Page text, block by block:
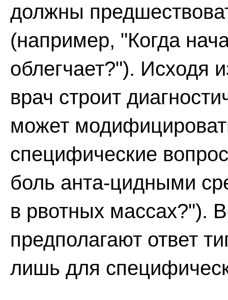
должны
(например, "Когда
облегчает?"). Исходя
врач строит
может
специфические
боль анта-цидными
в рвотных массах?").
предполагают ответ
лишь для